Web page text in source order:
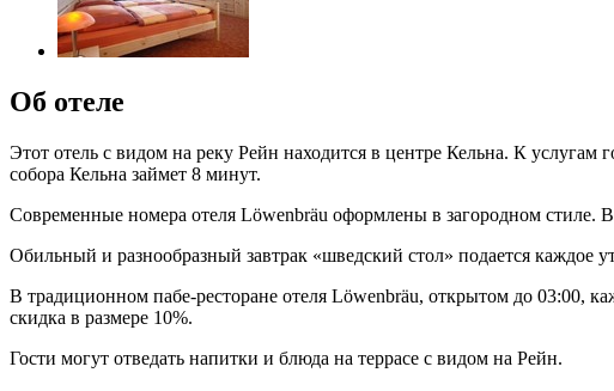
Об отеле
Этот отель с видом на реку Рейн находится в центре Кельна. К
собора Кельна займет 8 минут.
Современные номера отеля Löwenbräu оформлены в загородном стиле.
Обильный и разнообразный завтрак «шведский стол» подается каждое
В традиционном пабе-ресторане отеля Löwenbräu, открытом до 03:00,
скидка в размере 10%.
Гости могут отведать напитки и блюда на террасе с видом на Рейн.